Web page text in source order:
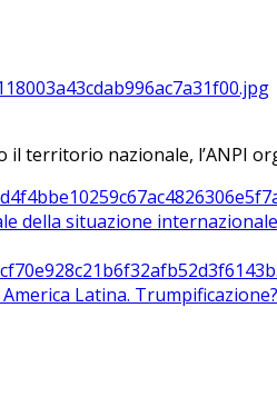
il territorio nazionale, l’ANPI
della situazione
Latina. Trumpificazione?